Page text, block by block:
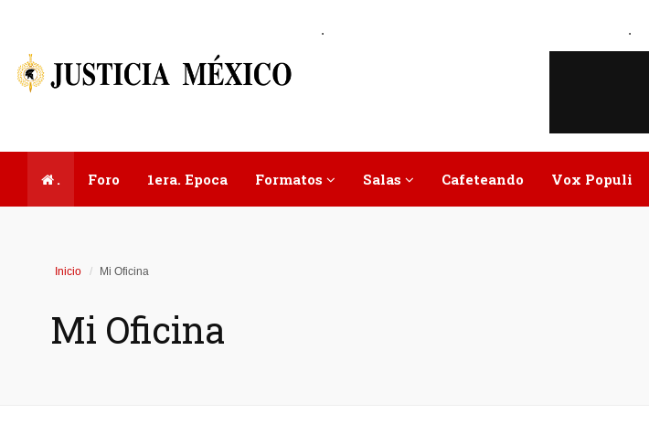
. .
. Foro 1era. Epoca Formatos Salas Cafeteando Vox Populi
Inicio Mi Oficina
Mi Oficina